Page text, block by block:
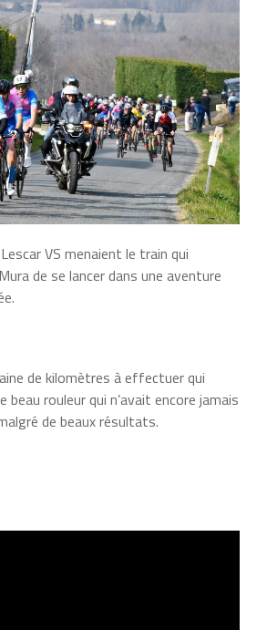
VS menaient le train qui
de se lancer dans une aventure
de kilomètres à effectuer qui
beau rouleur qui n’avait encore jamais
de beaux résultats.